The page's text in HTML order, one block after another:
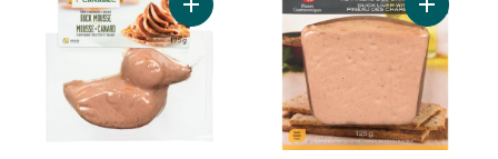
Ajouter Mousse de canard champignons
Ajouter